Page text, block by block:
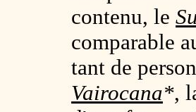
contenu, le
comparable
tant de
Vairocana*,